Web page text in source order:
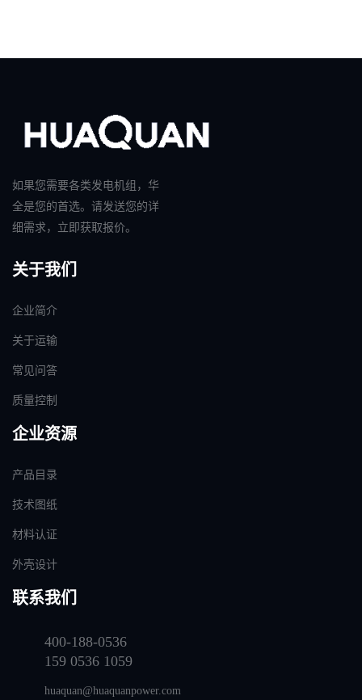
如果您需要各类发电机组，华
全是您的首选。请发送您的详
细需求，立即获取报价。
关于我们
企业简介
关于运输
常见问答
质量控制
企业资源
产品目录
技术图纸
材料认证
外壳设计
联系我们
400-188-0536
159 0536 1059
huaquan@huaquanpower.com